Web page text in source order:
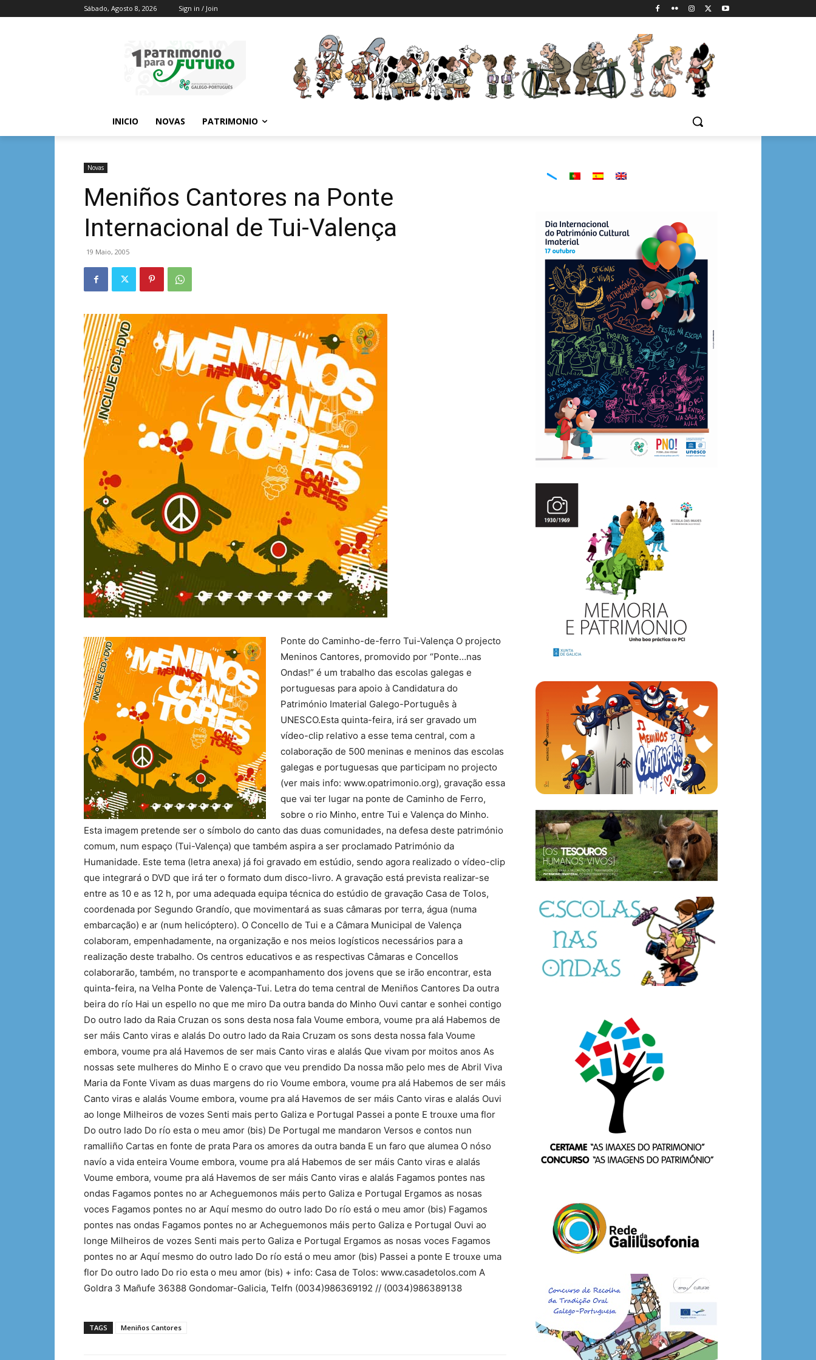
Sábado, Agosto 8, 2026 Sign in / Join
INICIO NOVAS PATRIMONIO
Novas
Meniños Cantores na Ponte
Internacional de Tui-Valença
19 Maio, 2005
Ponte do Caminho-de-ferro Tui-Valença O projecto
Meninos Cantores, promovido por “Ponte…nas
Ondas!” é um trabalho das escolas galegas e
portuguesas para apoio à Candidatura do
Património Imaterial Galego-Português à
UNESCO.Esta quinta-feira, irá ser gravado um
vídeo-clip relativo a esse tema central, com a
colaboração de 500 meninas e meninos das escolas
galegas e portuguesas que participam no projecto
(ver mais info: www.opatrimonio.org), gravação essa
que vai ter lugar na ponte de Caminho de Ferro,
sobre o rio Minho, entre Tui e Valença do Minho.
Esta imagem pretende ser o símbolo do canto das duas comunidades, na defesa deste património
comum, num espaço (Tui-Valença) que também aspira a ser proclamado Património da
Humanidade. Este tema (letra anexa) já foi gravado em estúdio, sendo agora realizado o vídeo-clip
que integrará o DVD que irá ter o formato dum disco-livro. A gravação está prevista realizar-se
entre as 10 e as 12 h, por uma adequada equipa técnica do estúdio de gravação Casa de Tolos,
coordenada por Segundo Grandío, que movimentará as suas câmaras por terra, água (numa
embarcação) e ar (num helicóptero). O Concello de Tui e a Câmara Municipal de Valença
colaboram, empenhadamente, na organização e nos meios logísticos necessários para a
realização deste trabalho. Os centros educativos e as respectivas Câmaras e Concellos
colaborarão, também, no transporte e acompanhamento dos jovens que se irão encontrar, esta
quinta-feira, na Velha Ponte de Valença-Tui. Letra do tema central de Meniños Cantores Da outra
beira do río Hai un espello no que me miro Da outra banda do Minho Ouvi cantar e sonhei contigo
Do outro lado da Raia Cruzan os sons desta nosa fala Voume embora, voume pra alá Habemos de
ser máis Canto viras e alalás Do outro lado da Raia Cruzam os sons desta nossa fala Voume
embora, voume pra alá Havemos de ser mais Canto viras e alalás Que vivam por moitos anos As
nossas sete mulheres do Minho E o cravo que veu prendido Da nossa mão pelo mes de Abril Viva
Maria da Fonte Vivam as duas margens do rio Voume embora, voume pra alá Habemos de ser máis
Canto viras e alalás Voume embora, voume pra alá Havemos de ser máis Canto viras e alalás Ouvi
ao longe Milheiros de vozes Senti mais perto Galiza e Portugal Passei a ponte E trouxe uma flor
Do outro lado Do río esta o meu amor (bis) De Portugal me mandaron Versos e contos nun
ramalliño Cartas en fonte de prata Para os amores da outra banda E un faro que alumea O nóso
navío a vida enteira Voume embora, voume pra alá Habemos de ser máis Canto viras e alalás
Voume embora, voume pra alá Havemos de ser máis Canto viras e alalás Fagamos pontes nas
ondas Fagamos pontes no ar Acheguemonos máis perto Galiza e Portugal Ergamos as nosas
voces Fagamos pontes no ar Aquí mesmo do outro lado Do río está o meu amor (bis) Fagamos
pontes nas ondas Fagamos pontes no ar Acheguemonos máis perto Galiza e Portugal Ouvi ao
longe Milheiros de vozes Senti mais perto Galiza e Portugal Ergamos as nosas voces Fagamos
pontes no ar Aquí mesmo do outro lado Do río está o meu amor (bis) Passei a ponte E trouxe uma
flor Do outro lado Do rio esta o meu amor (bis) + info: Casa de Tolos: www.casadetolos.com A
Goldra 3 Mañufe 36388 Gondomar-Galicia, Telfn (0034)986369192 // (0034)986389138
TAGS Meniños Cantores